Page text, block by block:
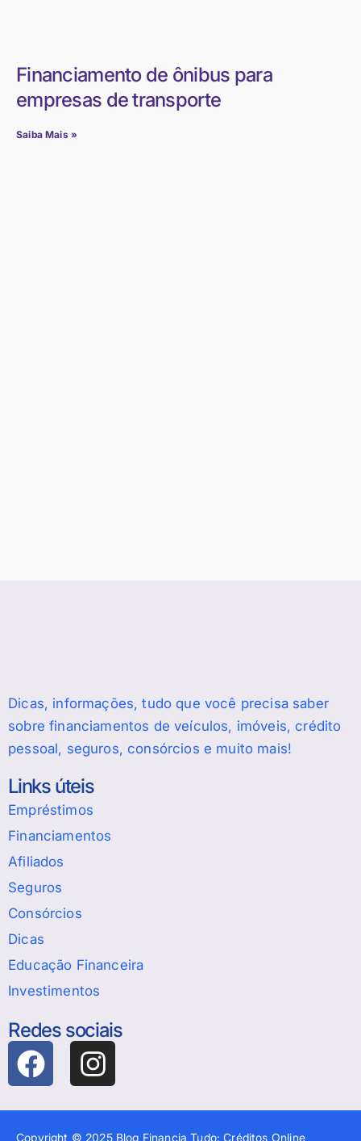
Financiamento de ônibus para
empresas de transporte
Saiba Mais »
Dicas, informações, tudo que você precisa saber
sobre financiamentos de veículos, imóveis, crédito
pessoal, seguros, consórcios e muito mais!
Links úteis
Empréstimos
Financiamentos
Afiliados
Seguros
Consórcios
Dicas
Educação Financeira
Investimentos
Redes sociais
Copyright © 2025 Blog Financia Tudo: Créditos Online